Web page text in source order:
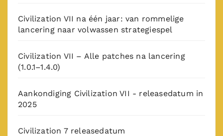
Civilization VII na één jaar: van rommelige
lancering naar volwassen strategiespel
Civilization VII – Alle patches na lancering
(1.0.1–1.4.0)
Aankondiging Civilization VII - releasedatum in
2025
Civilization 7 releasedatum